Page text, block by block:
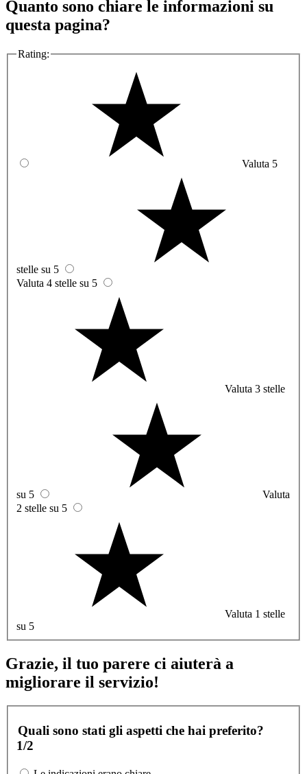
Quanto sono chiare le informazioni su
questa pagina?
Rating:
Valuta 5
stelle su 5
Valuta 4 stelle su 5
Valuta 3 stelle
su 5
Valuta
2 stelle su 5
Valuta 1 stelle
su 5
Grazie, il tuo parere ci aiuterà a
migliorare il servizio!
Quali sono stati gli aspetti che hai preferito?
1/2